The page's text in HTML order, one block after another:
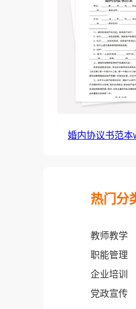
婚内协议书范本
热门分
教师教学
职能管理
企业培训
党政宣传